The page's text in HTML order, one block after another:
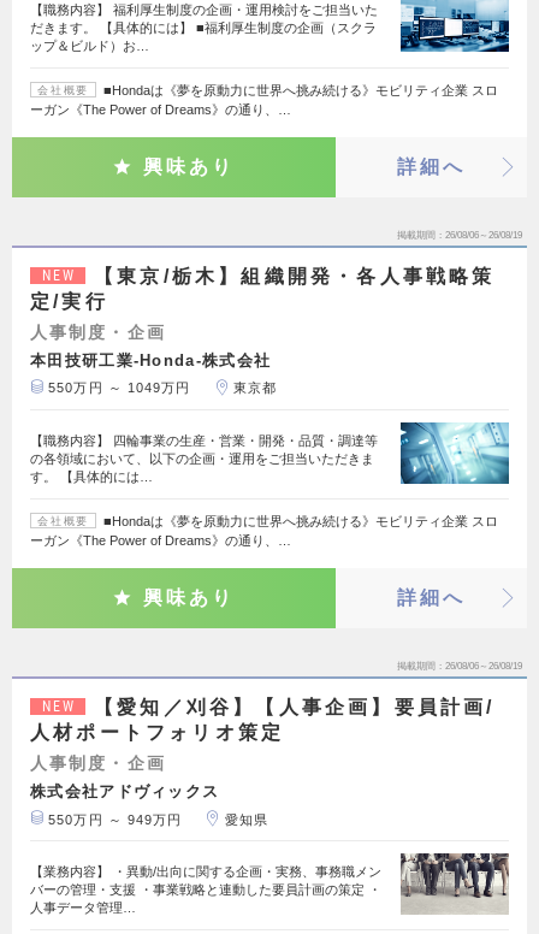
【職務内容】 福利厚生制度の企画・運用検討をご担当いた
だきます。 【具体的には】 ■福利厚生制度の企画（スクラ
ップ＆ビルド）お…
会社概要
■Hondaは《夢を原動力に世界へ挑み続ける》モビリティ企業 スロ
ーガン《The Power of Dreams》の通り、…
興味あり 詳細へ
掲載期間 26/08/06～26/08/19
NEW
【東京/栃木】組織開発・各人事戦略策
定/実行
人事制度・企画
本田技研工業-Honda-株式会社
550万円 ～ 1049万円 東京都
【職務内容】 四輪事業の生産・営業・開発・品質・調達等
の各領域において、以下の企画・運用をご担当いただきま
す。 【具体的には…
会社概要
■Hondaは《夢を原動力に世界へ挑み続ける》モビリティ企業 スロ
ーガン《The Power of Dreams》の通り、…
興味あり 詳細へ
掲載期間 26/08/06～26/08/19
NEW
【愛知／刈谷】【人事企画】要員計画/
人材ポートフォリオ策定
人事制度・企画
株式会社アドヴィックス
550万円 ～ 949万円 愛知県
【業務内容】 ・異動/出向に関する企画・実務、事務職メン
バーの管理・支援 ・事業戦略と連動した要員計画の策定 ・
人事データ管理…